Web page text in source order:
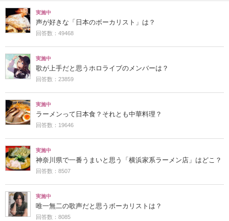
実施中
声が好きな「日本のボーカリスト」は？
回答数：49468
実施中
歌が上手だと思うホロライブのメンバーは？
回答数：23859
実施中
ラーメンって日本食？それとも中華料理？
回答数：19646
実施中
神奈川県で一番うまいと思う「横浜家系ラーメン店」はどこ？
回答数：8507
実施中
唯一無二の歌声だと思うボーカリストは？
回答数：8085